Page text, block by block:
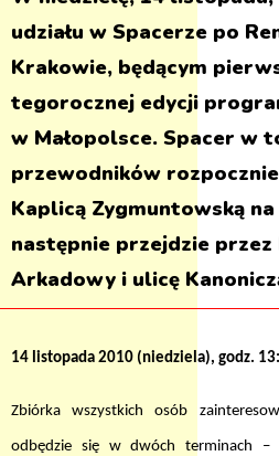
udziału w Spacerze po
Krakowie, będącym
tegorocznej edycji
w Małopolsce. Spacer w
przewodników
Kaplicą Zygmuntowską
następnie przejdzie przez
Arkadowy i ulicę
14 listopada 2010 (niedziela), godz.
Zbiórka wszystkich osób
odbędzie się w dwóch terminach